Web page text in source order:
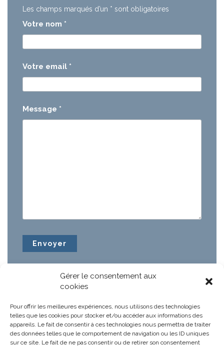
Gérer le consentement aux
cookies
Pour offrir les meilleures expériences, nous utilisons des technologies
telles que les cookies pour stocker et/ou accéder aux informations des
appareils. Le fait de consentir à ces technologies nous permettra de traiter
des données telles que le comportement de navigation ou les ID uniques
sur ce site. Le fait de ne pas consentir ou de retirer son consentement
Les champs marqués d’un * sont obligatoires
Votre nom *
Votre email *
Message *